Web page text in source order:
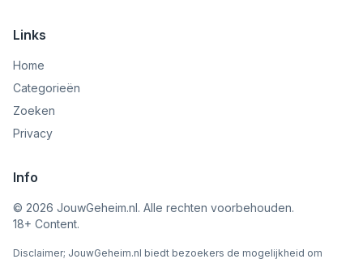
Links
Home
Categorieën
Zoeken
Privacy
Info
© 2026 JouwGeheim.nl. Alle rechten voorbehouden.
18+ Content.
Disclaimer; JouwGeheim.nl biedt bezoekers de mogelijkheid om